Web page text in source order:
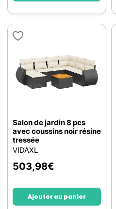
Salon de jardin 8 pcs
avec coussins noir résine
tressée
VIDAXL
503,98€
Ajouter au panier